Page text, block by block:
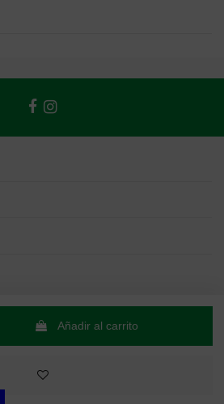
Añadir al carrito